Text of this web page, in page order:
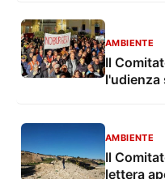
AMBIENTE
Il
l'udienza
AMBIENTE
Il
lettera